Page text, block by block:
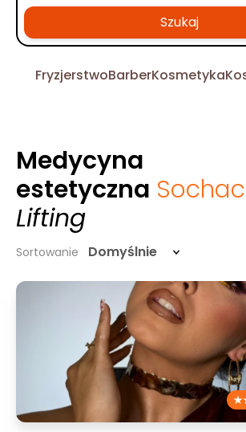
Szukaj
FryzjerstwoBarberKosmetyka
Medycyna
estetyczna
Lifting
Sortowanie Domyślnie